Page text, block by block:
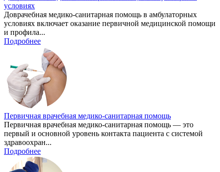
условиях
Доврачебная медико-санитарная помощь в амбулаторных
условиях включает оказание первичной медицинской помощи
и профила...
Подробнее
Первичная врачебная медико-санитарная помощь
Первичная врачебная медико-санитарная помощь — это
первый и основной уровень контакта пациента с системой
здравоохран...
Подробнее